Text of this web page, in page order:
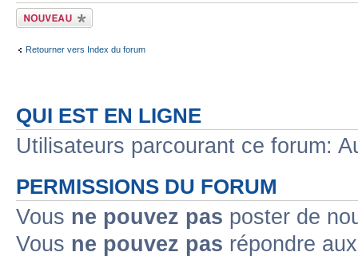
Écrire un nouveau
sujet
Retourner vers Index du forum
QUI EST EN LIGNE
Utilisateurs parcourant ce forum:
PERMISSIONS DU FORUM
Vous ne pouvez pas poster de
Vous ne pouvez pas répondre